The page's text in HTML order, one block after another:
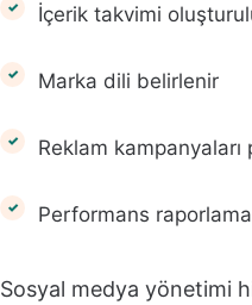
İçerik takvimi
Marka dili belirlenir
Reklam
Performans
Sosyal medya yönetimi